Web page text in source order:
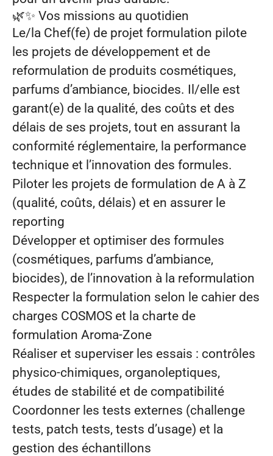
🌿✨ Vos missions au quotidien
Le/la Chef(fe) de projet formulation pilote
les projets de développement et de
reformulation de produits cosmétiques,
parfums d’ambiance, biocides. Il/elle est
garant(e) de la qualité, des coûts et des
délais de ses projets, tout en assurant la
conformité réglementaire, la performance
technique et l’innovation des formules.
Piloter les projets de formulation de A à Z
(qualité, coûts, délais) et en assurer le
reporting
Développer et optimiser des formules
(cosmétiques, parfums d’ambiance,
biocides), de l’innovation à la reformulation
Respecter la formulation selon le cahier des
charges COSMOS et la charte de
formulation Aroma-Zone
Réaliser et superviser les essais : contrôles
physico‑chimiques, organoleptiques,
études de stabilité et de compatibilité
Coordonner les tests externes (challenge
tests, patch tests, tests d’usage) et la
gestion des échantillons